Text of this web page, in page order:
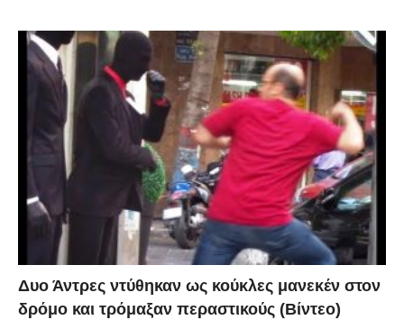
Δυο Άντρες ντύθηκαν ως κούκλες μανεκέν στον
δρόμο και τρόμαξαν περαστικούς (Βίντεο)